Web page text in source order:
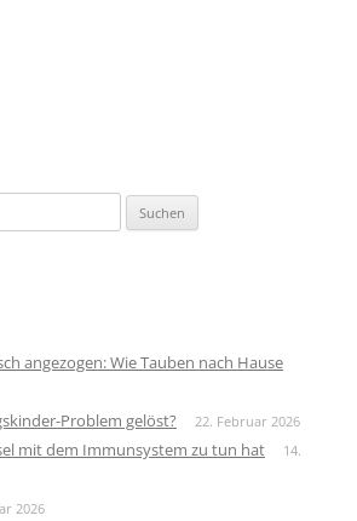
angezogen: Wie Tauben nach Hause
Problem gelöst? 22. Februar 2026
mit dem Immunsystem zu tun hat
14.
2026